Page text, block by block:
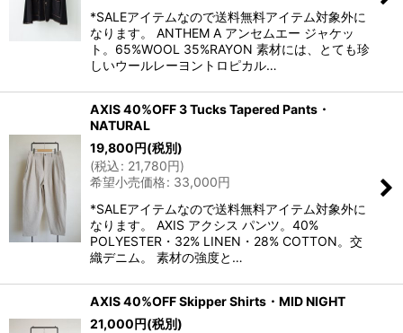
*SALEアイテムなので送料無料アイテム対象外に
なります。 ANTHEM A アンセムエー ジャケッ
ト。65%WOOL 35%RAYON 素材には、とても珍
しいウールレーヨントロピカル…
AXIS 40%OFF 3 Tucks Tapered Pants・
NATURAL
19,800円(税別)
(税込: 21,780円)
希望小売価格: 33,000円
*SALEアイテムなので送料無料アイテム対象外に
なります。 AXIS アクシス パンツ。40%
POLYESTER・32% LINEN・28% COTTON。交
織デニム。 素材の強度と…
AXIS 40%OFF Skipper Shirts・MID NIGHT
21,000円(税別)